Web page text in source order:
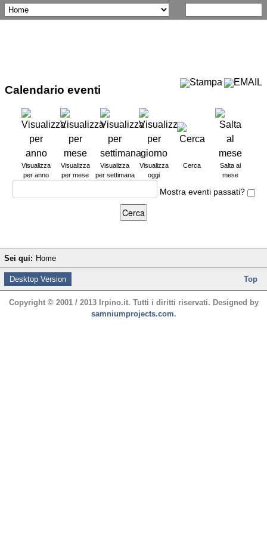
Calendario eventi
Visualizza
per anno
Visualizza
per mese
Visualizza
per settimana
Visualizza
oggi
Cerca
Salta al
mese
Mostra eventi passati?
Sei qui: Home
Desktop Version Top
Copyright © 2001 / 2013 Irpino.it. Tutti i diritti riservati. Designed by
samniumprojects.com.